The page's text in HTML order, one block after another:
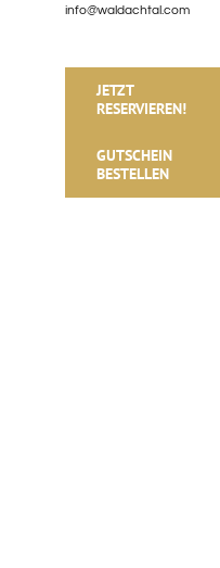
info@waldachtal.com
JETZT
RESERVIEREN!
GUTSCHEIN
BESTELLEN